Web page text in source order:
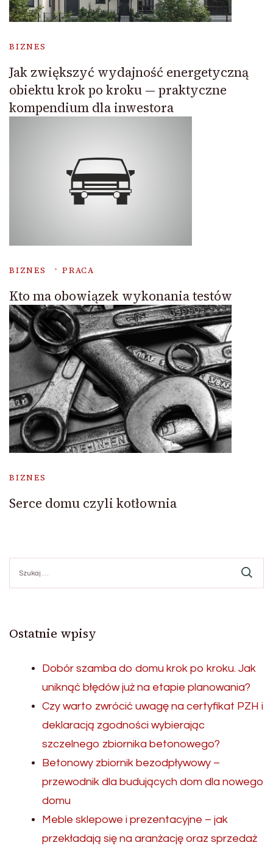
BIZNES
Jak zwiększyć wydajność energetyczną
obiektu krok po kroku — praktyczne
kompendium dla inwestora
BIZNES PRACA
Kto ma obowiązek wykonania testów
BIZNES
Serce domu czyli kotłownia
Ostatnie wpisy
Dobór szamba do domu krok po kroku. Jak
uniknąć błędów już na etapie planowania?
Czy warto zwrócić uwagę na certyfikat PZH i
deklaracją zgodności wybierając
szczelnego zbiornika betonowego?
Betonowy zbiornik bezodpływowy –
przewodnik dla budujących dom dla nowego
domu
Meble sklepowe i prezentacyjne – jak
przekładają się na aranżację oraz sprzedaż